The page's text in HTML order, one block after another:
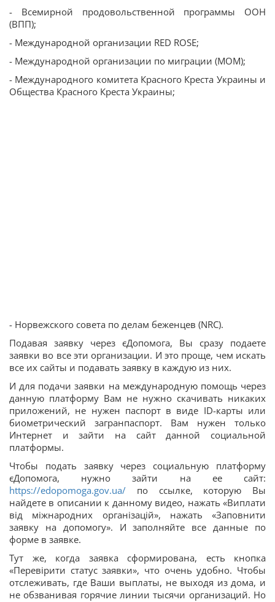
- Всемирной продовольственной программы ООН
(ВПП);
- Международной организации RED ROSE;
- Международной организации по миграции (МОМ);
- Международного комитета Красного Креста Украины и
Общества Красного Креста Украины;
- Норвежского совета по делам беженцев (NRC).
Подавая заявку через єДопомога, Вы сразу подаете
заявки во все эти организации. И это проще, чем искать
все их сайты и подавать заявку в каждую из них.
И для подачи заявки на международную помощь через
данную платформу Вам не нужно скачивать никаких
приложений, не нужен паспорт в виде ID-карты или
биометрический загранпаспорт. Вам нужен только
Интернет и зайти на сайт данной социальной
платформы.
Чтобы подать заявку через социальную платформу
єДопомога, нужно зайти на ее сайт:
https://edopomoga.gov.ua/ по ссылке, которую Вы
найдете в описании к данному видео, нажать «Виплати
від міжнародних організацій», нажать «Заповнити
заявку на допомогу». И заполняйте все данные по
форме в заявке.
Тут же, когда заявка сформирована, есть кнопка
«Перевірити статус заявки», что очень удобно. Чтобы
отслеживать, где Ваши выплаты, не выходя из дома, и
не обзванивая горячие линии тысячи организаций. Но